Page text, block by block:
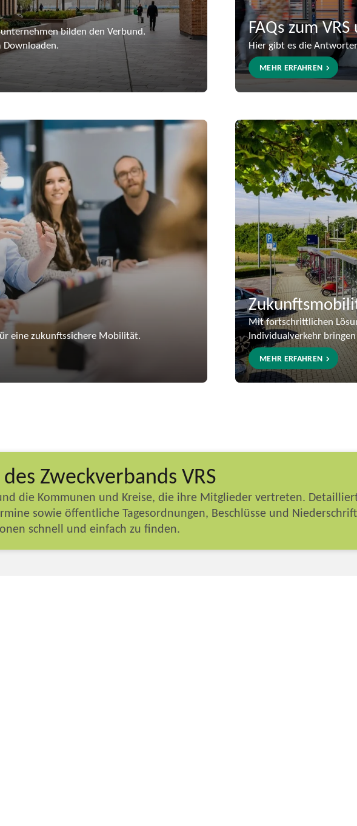
bilden den Verbund.
FAQs zum
Hier gibt es die
MEHR ERFAHREN
eine zukunftssichere Mobilität.
Mit fortschrittlichen
Individualverkehr
MEHR ERFAHREN
Zweckverbands VRS
die Kommunen und Kreise, die ihre Mitglieder vertreten.
sowie öffentliche Tagesordnungen, Beschlüsse und
schnell und einfach zu finden.